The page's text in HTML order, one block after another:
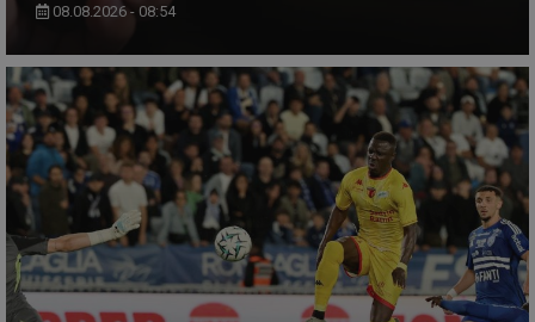
08.08.2026 - 08:54